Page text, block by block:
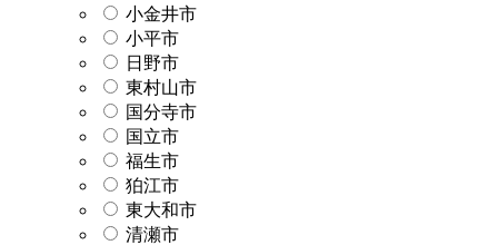
小金井市
小平市
日野市
東村山市
国分寺市
国立市
福生市
狛江市
東大和市
清瀬市